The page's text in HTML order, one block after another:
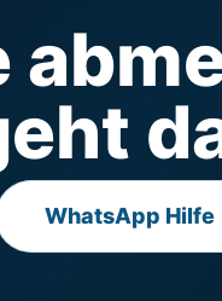
WhatsApp Hilfe